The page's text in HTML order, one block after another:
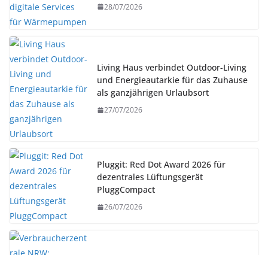
28/07/2026
Living Haus verbindet Outdoor-Living
und Energieautarkie für das Zuhause
als ganzjährigen Urlaubsort
27/07/2026
Pluggit: Red Dot Award 2026 für
dezentrales Lüftungsgerät
PluggCompact
26/07/2026